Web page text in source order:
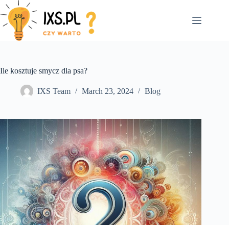
Skip
to
content
Ile kosztuje smycz dla psa?
IXS Team March 23, 2024 Blog